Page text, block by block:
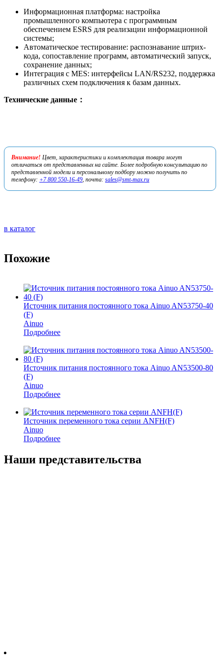
Информационная платформа: настройка
промышленного компьютера с программным
обеспечением ESRS для реализации информационной
системы;
Автоматическое тестирование: распознавание штрих-
кода, сопоставление программ, автоматический запуск,
сохранение данных;
Интеграция с MES: интерфейсы LAN/RS232, поддержка
различных схем подключения к базам данных.
Технические данные：
Внимание! Цвет, характеристики и комплектация товара могут
отличаться от представленных на сайте. Более подробную консультацию по
представленной модели и персональному подбору можно получить по
телефону: +7 800 550-16-49, почта: sales@smt-max.ru
в каталог
Похожие
Источник питания постоянного тока Ainuo AN53750-40
(F)
Ainuo
Подробнее
Источник питания постоянного тока Ainuo AN53500-80
(F)
Ainuo
Подробнее
Источник переменного тока серии ANFH(F)
Ainuo
Подробнее
Наши представительства